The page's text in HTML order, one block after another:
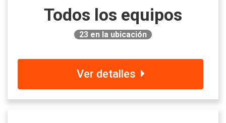
Todos los equipos
23 en la ubicación
Ver detalles